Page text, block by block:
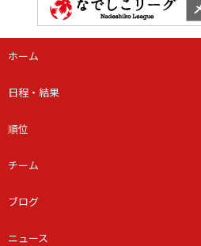
ホーム
日程・結果
順位
チーム
ブログ
ニュース